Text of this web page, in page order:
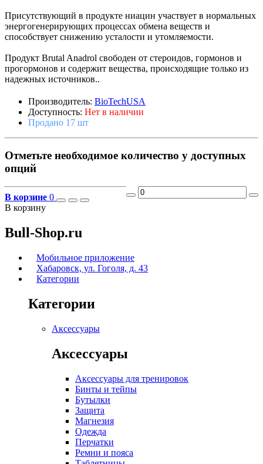
Присутствующий в продукте ниацин участвует в нормальных
энергогенерирующих процессах обмена веществ и
способствует снижению усталости и утомляемости.
Продукт Brutal Anadrol свободен от стероидов, гормонов и
прогормонов и содержит вещества, происходящие только из
надежных источников..
Производитель: BioTechUSA
Доступность: Нет в наличии
Продано 17 шт
Отметьте необходимое количество у доступных
опций
В корзине 0
В корзину
Bull-Shop.ru
Мобильное приложение
Хабаровск, ул. Гоголя, д. 43
Категории
Категории
Аксессуары
Аксессуары
Аксессуары для тренировок
Бинты и тейпы
Бутылки
Защита
Магнезия
Одежда
Перчатки
Ремни и пояса